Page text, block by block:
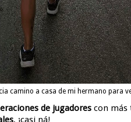
camino a casa de mi hermano para
de jugadores con más
, ¡casi ná!